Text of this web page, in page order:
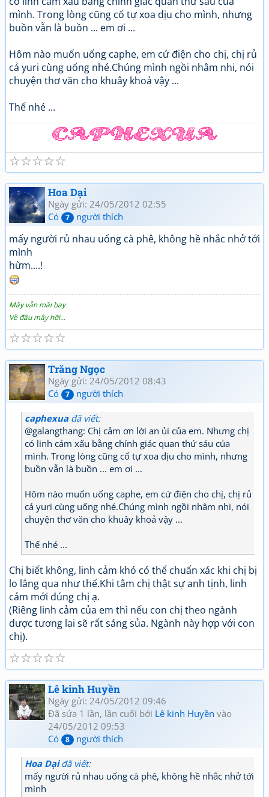
mình. Trong lòng cũng cố tự xoa dịu cho mình, nhưng
buồn vẫn là buồn ... em ơi ...
Hôm nào muốn uống caphe, em cứ điện cho chị, chị rủ
cả yuri cùng uống nhé.Chúng mình ngồi nhâm nhi, nói
chuyện thơ văn cho khuây khoả vậy ...
Thế nhé ...
☆
☆
☆
☆
☆
Hoa Dại
Ngày gửi: 24/05/2012 02:55
Có
7 người thích
mấy người rủ nhau uống cà phê, không hề nhắc nhở tới
mình
hừm....!
Mây vẫn mãi bay
Về đâu mây hỡi...
☆
☆
☆
☆
☆
Trăng Ngọc
Ngày gửi: 24/05/2012 08:43
Có
7 người thích
caphexuađã viết:
@galangthang: Chị cảm ơn lời an ủi của em. Nhưng chị
có linh cảm xấu bằng chính giác quan thứ sáu của
mình. Trong lòng cũng cố tự xoa dịu cho mình, nhưng
buồn vẫn là buồn ... em ơi ...
Hôm nào muốn uống caphe, em cứ điện cho chị, chị rủ
cả yuri cùng uống nhé.Chúng mình ngồi nhâm nhi, nói
chuyện thơ văn cho khuây khoả vậy ...
Thế nhé ...
Chị biết không, linh cảm khó có thể chuẩn xác khi chị bị
lo lắng qua như thế.Khi tâm chị thật sự anh tịnh, linh
cảm mới đúng chị ạ.
(Riêng linh cảm của em thì nếu con chị theo ngành
dược tương lai sẽ rất sáng sủa. Ngành này hợp với con
chị).
☆
☆
☆
☆
☆
Lê kinh Huyền
Ngày gửi: 24/05/2012 09:46
Đã sửa 1 lần, lần cuối bởi Lê kinh Huyền vào
24/05/2012 09:53
Có
8 người thích
Hoa Dạiđã viết:
mấy người rủ nhau uống cà phê, không hề nhắc nhở tới
mình